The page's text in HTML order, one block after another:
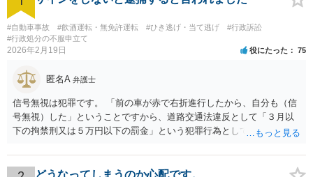
#自動車事故 #飲酒運転・無免許運転 #ひき逃げ・当て逃げ
#行政訴訟
#行政処分の不服申立て
2026年2月19日 役にたった 75
匿名A 弁護士
信号無視は犯罪です。 「前の車が赤で右折進行したから、自分も（信
号無視）した」ということですから、道路交通法違反として「３月以
下の拘禁刑又は５万円以下の罰金」という犯罪行為として処罰される
ようとしまいと現行犯逮捕できるわけです。 そこを、「サインをしな
いと逮捕する」というのは、「現行犯逮捕して刑事処分（罰金でも前
どうなってしまうのか心配です。